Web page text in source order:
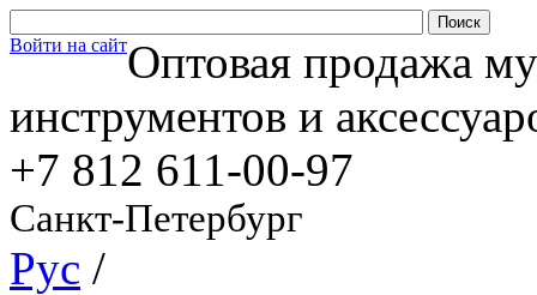
Войти на сайтОптовая продажа
инструментов и
+7 812 611-00-97
Санкт-Петербург
Рус /